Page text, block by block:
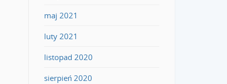
maj 2021
luty 2021
listopad 2020
sierpień 2020